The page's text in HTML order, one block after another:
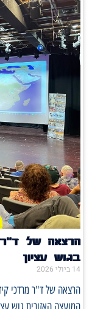
הרצאה של ד"ר
בגוש עציון
14 ביולי 2026
הרצאה של ד"ר מרדכי